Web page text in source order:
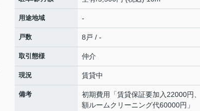
用途地域 -
戸数 8戸 / -
取引態様 仲介
現況 賃貸中
備考
初期費用「賃貸保証要加入22000円
額ルームクリーニング代60000円」